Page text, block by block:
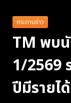
กระดานข่าว
TM พบนั
1/2569
ปีมีรายไ